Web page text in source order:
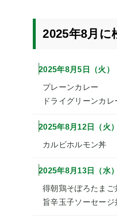
2025年8月に
2025年8月5日（火）
プレーンカレー
ドライグリーンカ
2025年8月12日（火）
カルビホルモン丼
2025年8月13日（水
得朝鶏そぼろたまご
旨辛玉子ソーセージ